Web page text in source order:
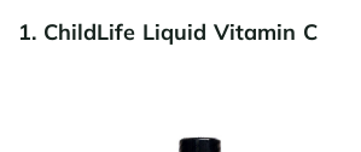
1. ChildLife Liquid Vitamin C